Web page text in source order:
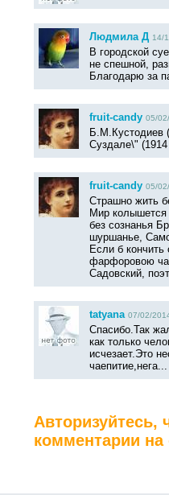
Людмила Д 14/
В городской
не спешной,
Благодарю за
fruit-candy 05/
Б.М.Кустодиев
Суздале\" (1914
fruit-candy 05/
Страшно жить
Мир
без сознанья
шуршанье,
Если б
фарфоровою
Садовский,
tatyana 07/02/
Спасибо.Так
как только
исчезает.Это
чаепитие,нега...
Авторизуйтесь,
комментарии на